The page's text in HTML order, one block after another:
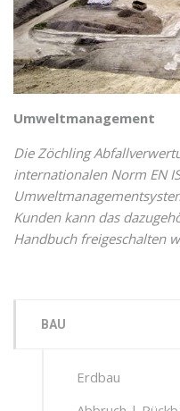
Umweltmanagement
Die Zöchling
internationalen Norm EN
Kunden kann das
Handbuch freigeschalten
BAU
Erdbau